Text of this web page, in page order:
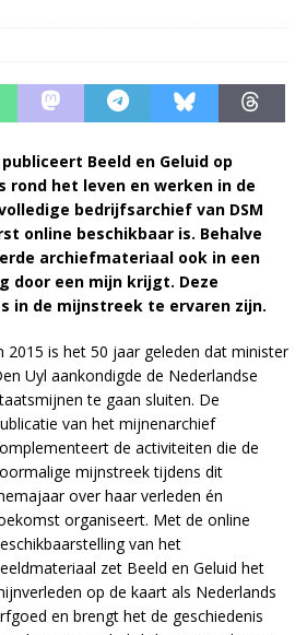
Beeld en Geluid op
het leven en werken in de
bedrijfsarchief van DSM
online beschikbaar is. Behalve
archiefmateriaal ook in een
door een mijn krijgt. Deze
in de mijnstreek te ervaren zijn.
2015 is het 50 jaar geleden dat minister
Uyl aankondigde de Nederlandse
te gaan sluiten. De
van het mijnenarchief
de activiteiten die de
mijnstreek tijdens dit
over haar verleden én
organiseert. Met de online
van het
zet Beeld en Geluid het
op de kaart als Nederlands
en brengt het de geschiedenis